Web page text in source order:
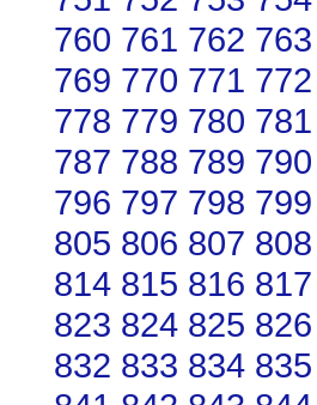
760 761 762 763
769 770 771 772
778 779 780 781
787 788 789 790
796 797 798 799
805 806 807 808
814 815 816 817
823 824 825 826
832 833 834 835